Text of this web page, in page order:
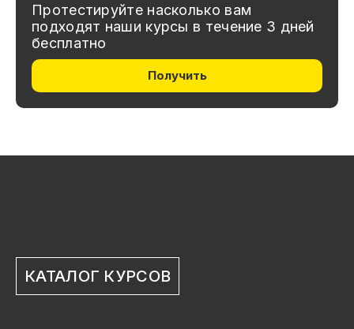
Протестируйте насколько вам
подходят наши курсы в течение 3 дней
бесплатно
Получить
КАТАЛОГ КУРСОВ